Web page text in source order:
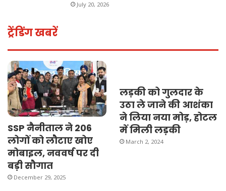
July 20, 2026
ट्रेंडिंग खबरें
SSP नैनीताल ने 206
लोगों को लौटाए खोए
मोबाइल, नववर्ष पर दी
बड़ी सौगात
December 29, 2025
लड़की को गुलदार के
उठा ले जाने की आशंका
ने लिया नया मोड़, होटल
में मिली लड़की
March 2, 2024